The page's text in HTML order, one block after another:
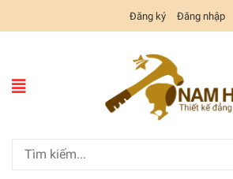
Đăng ký Đăng nhập